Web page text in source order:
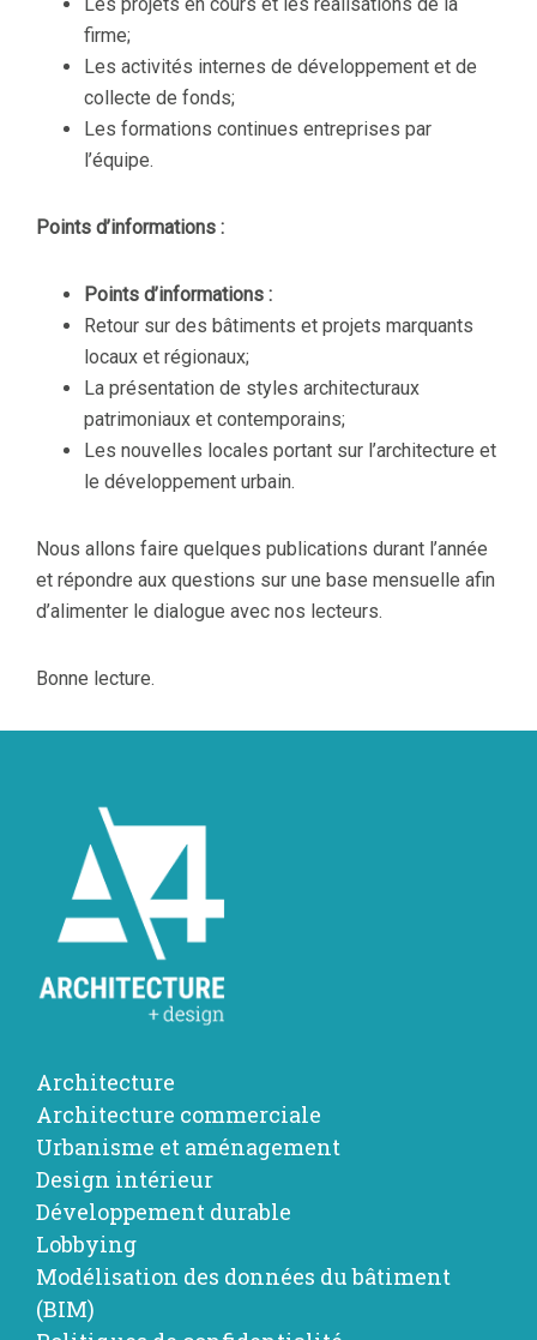
firme;
Les activités internes de développement et de
collecte de fonds;
Les formations continues entreprises par
l’équipe.
Points d’informations :
Points d’informations :
Retour sur des bâtiments et projets marquants
locaux et régionaux;
La présentation de styles architecturaux
patrimoniaux et contemporains;
Les nouvelles locales portant sur l’architecture et
le développement urbain.
Nous allons faire quelques publications durant l’année
et répondre aux questions sur une base mensuelle afin
d’alimenter le dialogue avec nos lecteurs.
Bonne lecture.
Architecture
Architecture commerciale
Urbanisme et aménagement
Design intérieur
Développement durable
Lobbying
Modélisation des données du bâtiment
(BIM)